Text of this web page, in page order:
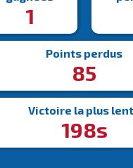
1
Points perdus
85
Victoire la plus
198s